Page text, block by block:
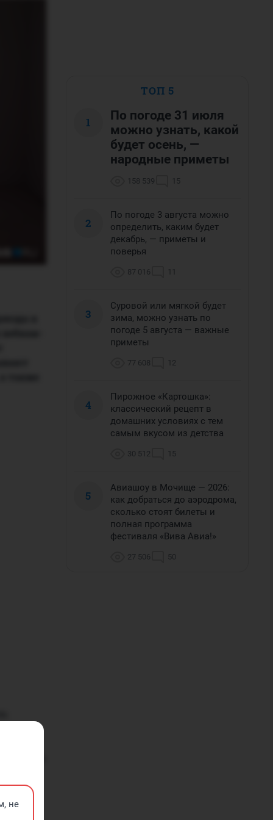
ТОП 5
1
По погоде 31 июля
можно узнать, какой
будет осень, —
народные приметы
158 539 15
2
По погоде 3 августа можно
определить, каким будет
декабрь, — приметы и
поверья
87 016
3
Суровой или мягкой будет
зима, можно узнать по
погоде 5 августа — важные
приметы
77 608 12
4
Пирожное «Картошка»:
классический рецепт в
домашних условиях с тем
самым вкусом из детства
30 512 15
5
Авиашоу в Мочище — 2026:
как добраться до аэродрома,
сколько стоят билеты и
полная программа
фестиваля «Вива Авиа!»
27 506 50
не